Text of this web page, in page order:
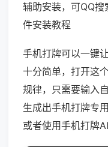
辅助安装，可QQ
件安装教程
手机打牌可以一键
十分简单，打开这
规律，只需要输入
生成出手机打牌专
或者使用手机打牌